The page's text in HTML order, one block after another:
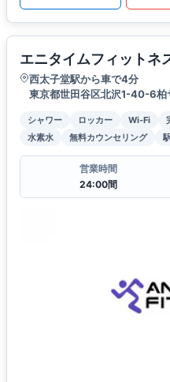
エニタイムフィットネ
西太子堂駅から車で4分
東京都世田谷区北沢1-40-6柏
シャワー ロッカー Wi-Fi
水素水
無料カウンセリング
営業時間
24:00間